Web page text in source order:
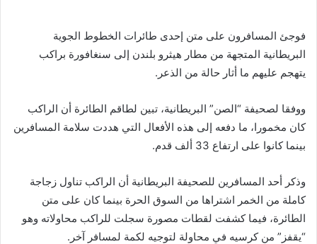
فوجئ المسافرون على متن إحدى طائرات الخطوط الجوية
البريطانية المتجهة من مطار هيثرو بلندن إلى سنغافورة براكب
يتهجم عليهم ما أثار حالة من الذعر.
ووفقا لصحيفة “الصن” البريطانية، تبين لطاقم الطائرة أن الراكب
كان مخمورا، ما دفعه إلى هذه الأفعال التي هددت سلامة المسافرين
بينما كانوا على ارتفاع 33 ألف قدم.
وذكر أحد المسافرين للصحيفة البريطانية أن الراكب تناول زجاجة
كاملة من الخمر اشتراها من السوق الحرة بينما كان على متن
الطائرة، فيما كشفت لقطات مصورة سجلت للراكب محاولاته وهو
“يقفز” من كرسيه في محاولة لتوجيه لكمة لمسافر آخر.